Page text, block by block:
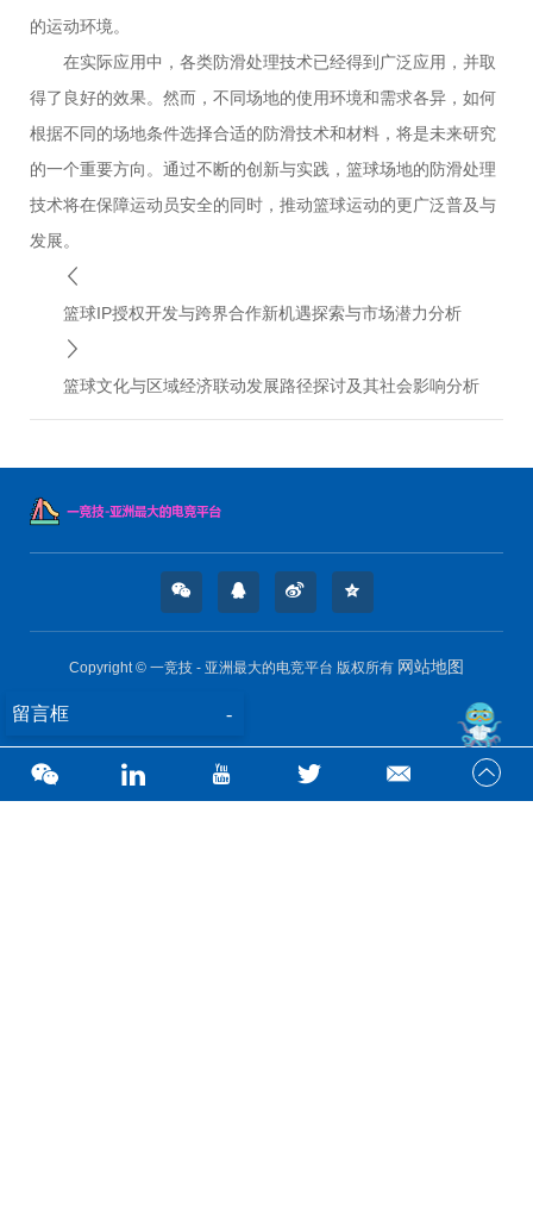
的运动环境。
在实际应用中，各类防滑处理技术已经得到广泛应用，并取
得了良好的效果。然而，不同场地的使用环境和需求各异，如何
根据不同的场地条件选择合适的防滑技术和材料，将是未来研究
的一个重要方向。通过不断的创新与实践，篮球场地的防滑处理
技术将在保障运动员安全的同时，推动篮球运动的更广泛普及与
发展。
篮球IP授权开发与跨界合作新机遇探索与市场潜力分析
篮球文化与区域经济联动发展路径探讨及其社会影响分析
Copyright © 一竞技 - 亚洲最大的电竞平台 版权所有 网站地图
留言框 -